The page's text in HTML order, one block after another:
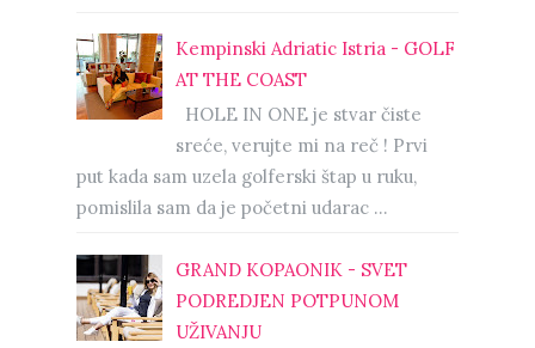
Kempinski Adriatic Istria - GOLF
AT THE COAST
HOLE IN ONE je stvar čiste
sreće, verujte mi na reč ! Prvi
put kada sam uzela golferski štap u ruku,
pomislila sam da je početni udarac ...
GRAND KOPAONIK - SVET
PODREDJEN POTPUNOM
UŽIVANJU